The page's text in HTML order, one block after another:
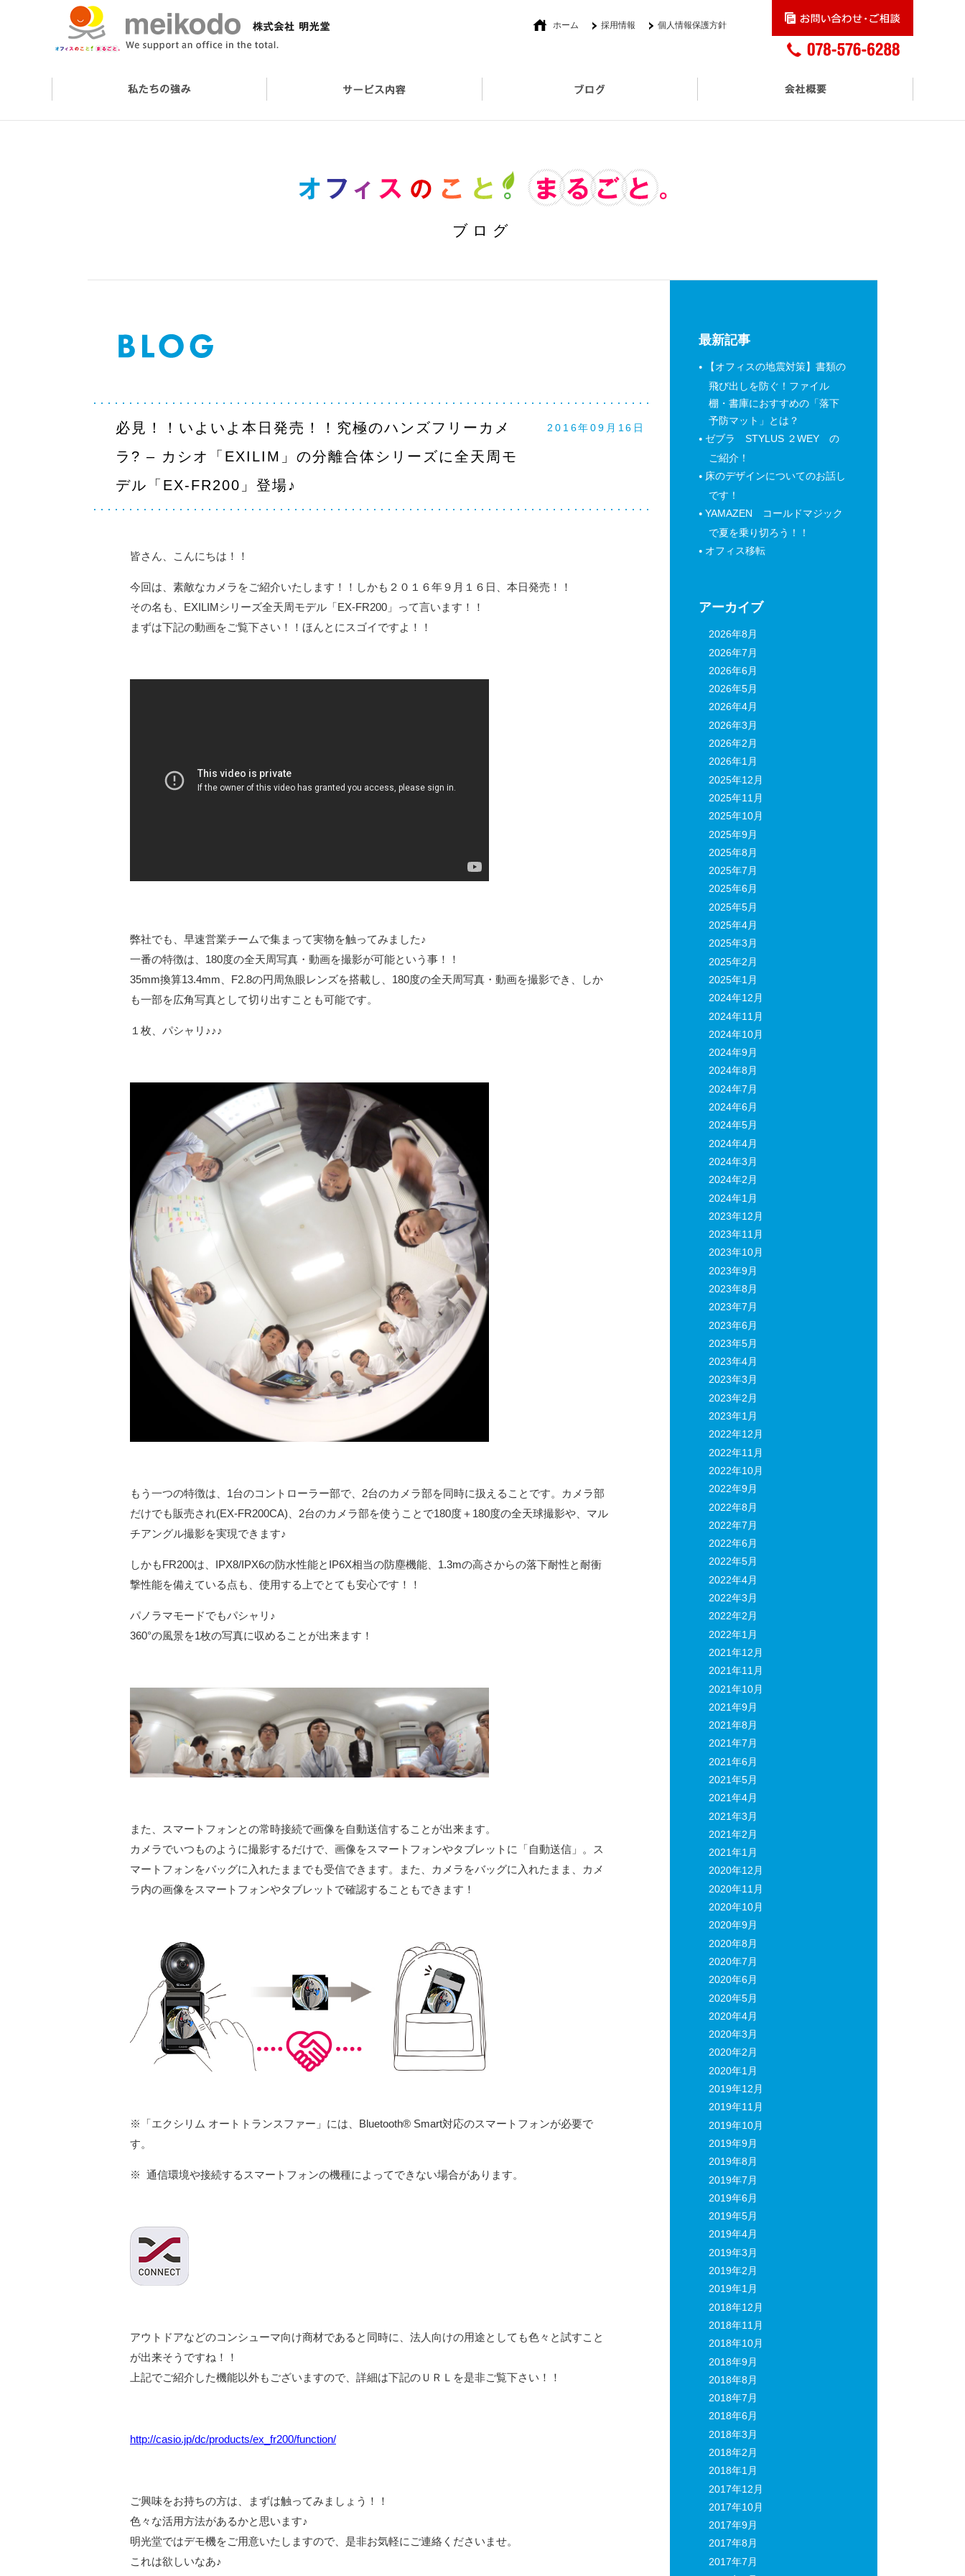
ホーム 採用情報 個人情報保護方針
ブログ
必見！！いよいよ本日発売！！究極のハンズフリーカメ
ラ? – カシオ「EXILIM」の分離合体シリーズに全天周モ
デル「EX-FR200」登場♪
2016年09月16日
皆さん、こんにちは！！
今回は、素敵なカメラをご紹介いたします！！しかも２０１６年９月１６日、本日発売！！
その名も、EXILIMシリーズ全天周モデル「EX-FR200」って言います！！
まずは下記の動画をご覧下さい！！ほんとにスゴイですよ！！
弊社でも、早速営業チームで集まって実物を触ってみました♪
一番の特徴は、180度の全天周写真・動画を撮影が可能という事！！
35mm換算13.4mm、F2.8の円周魚眼レンズを搭載し、180度の全天周写真・動画を撮影でき、しか
も一部を広角写真として切り出すことも可能です。
１枚、パシャリ♪♪♪
もう一つの特徴は、1台のコントローラー部で、2台のカメラ部を同時に扱えることです。カメラ部
だけでも販売され(EX-FR200CA)、2台のカメラ部を使うことで180度＋180度の全天球撮影や、マル
チアングル撮影を実現できます♪
しかもFR200は、IPX8/IPX6の防水性能とIP6X相当の防塵機能、1.3mの高さからの落下耐性と耐衝
撃性能を備えている点も、使用する上でとても安心です！！
パノラマモードでもパシャリ♪
360°の風景を1枚の写真に収めることが出来ます！
また、スマートフォンとの常時接続で画像を自動送信することが出来ます。
カメラでいつものように撮影するだけで、画像をスマートフォンやタブレットに「自動送信」。ス
マートフォンをバッグに入れたままでも受信できます。また、カメラをバッグに入れたまま、カメ
ラ内の画像をスマートフォンやタブレットで確認することもできます！
※ 「エクシリム オートトランスファー」には、Bluetooth® Smart対応のスマートフォンが必要で
す。
※ 通信環境や接続するスマートフォンの機種によってできない場合があります。
アウトドアなどのコンシューマ向け商材であると同時に、法人向けの用途としても色々と試すこと
が出来そうですね！！
上記でご紹介した機能以外もございますので、詳細は下記のＵＲＬを是非ご覧下さい！！
http://casio.jp/dc/products/ex_fr200/function/
ご興味をお持ちの方は、まずは触ってみましょう！！
色々な活用方法があるかと思います♪
明光堂ではデモ機をご用意いたしますので、是非お気軽にご連絡くださいませ。
これは欲しいなあ♪
最新記事
【オフィスの地震対策】書類の
飛び出しを防ぐ！ファイル
棚・書庫におすすめの「落下
予防マット」とは？
ゼブラ STYLUS ２WEY の
ご紹介！
床のデザインについてのお話し
です！
YAMAZEN コールドマジック
で夏を乗り切ろう！！
オフィス移転
アーカイブ
2026年8月
2026年7月
2026年6月
2026年5月
2026年4月
2026年3月
2026年2月
2026年1月
2025年12月
2025年11月
2025年10月
2025年9月
2025年8月
2025年7月
2025年6月
2025年5月
2025年4月
2025年3月
2025年2月
2025年1月
2024年12月
2024年11月
2024年10月
2024年9月
2024年8月
2024年7月
2024年6月
2024年5月
2024年4月
2024年3月
2024年2月
2024年1月
2023年12月
2023年11月
2023年10月
2023年9月
2023年8月
2023年7月
2023年6月
2023年5月
2023年4月
2023年3月
2023年2月
2023年1月
2022年12月
2022年11月
2022年10月
2022年9月
2022年8月
2022年7月
2022年6月
2022年5月
2022年4月
2022年3月
2022年2月
2022年1月
2021年12月
2021年11月
2021年10月
2021年9月
2021年8月
2021年7月
2021年6月
2021年5月
2021年4月
2021年3月
2021年2月
2021年1月
2020年12月
2020年11月
2020年10月
2020年9月
2020年8月
2020年7月
2020年6月
2020年5月
2020年4月
2020年3月
2020年2月
2020年1月
2019年12月
2019年11月
2019年10月
2019年9月
2019年8月
2019年7月
2019年6月
2019年5月
2019年4月
2019年3月
2019年2月
2019年1月
2018年12月
2018年11月
2018年10月
2018年9月
2018年8月
2018年7月
2018年6月
2018年3月
2018年2月
2018年1月
2017年12月
2017年10月
2017年9月
2017年8月
2017年7月